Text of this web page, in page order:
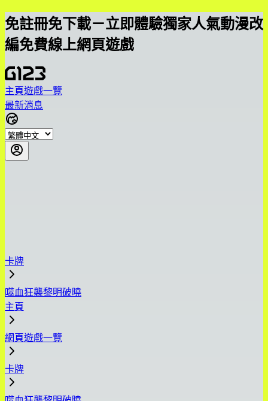
免註冊免下載－立即體驗獨家人氣動漫改
編免費線上網頁遊戲
主頁遊戲一覽
最新消息
卡牌
噬血狂襲黎明破曉
主頁
網頁遊戲一覽
卡牌